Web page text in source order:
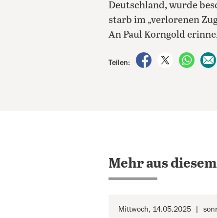
Deutschland, wurde
starb im „verlorenen
An Paul Korngold
Teilen:
auf Facebook teilen
auf X teilen
per
Mehr aus
Mittwoch, 14.05.2025